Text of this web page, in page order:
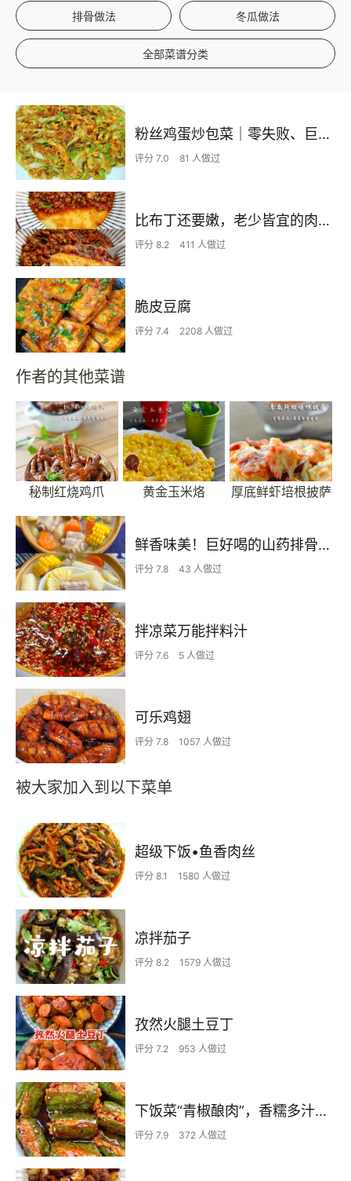
排骨做法 冬瓜做法
全部菜谱分类
粉丝鸡蛋炒包菜｜零失败、巨下饭
评分 7.0 81 人做过
比布丁还要嫩，老少皆宜的肉沫蒸蛋
评分 8.2 411 人做过
脆皮豆腐
评分 7.4 2208 人做过
作者的其他菜谱
秘制红烧鸡爪 黄金玉米烙 厚底鲜虾培根披萨
鲜香味美！巨好喝的山药排骨汤！！
评分 7.8 43 人做过
拌凉菜万能拌料汁
评分 7.6 5 人做过
可乐鸡翅
评分 7.8 1057 人做过
被大家加入到以下菜单
超级下饭•鱼香肉丝
评分 8.1 1580 人做过
凉拌茄子
评分 8.2 1579 人做过
孜然火腿土豆丁
评分 7.2 953 人做过
下饭菜“青椒酿肉”，香糯多汁鲜嫩下饭
评分 7.9 372 人做过